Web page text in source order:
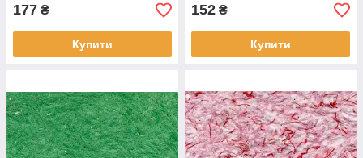
177 ₴
Купити
152 ₴
Купити